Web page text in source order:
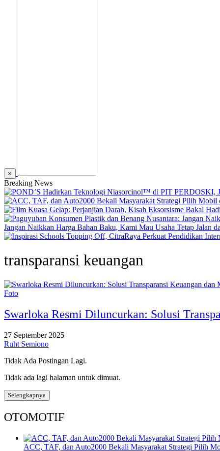
×
Breaking News
Jangan Naikkan Harga Bahan Baku, Kami Mau Usaha Tetap Jalan
transparansi keuangan
Foto
Swarloka Resmi Diluncurkan: Solusi
27 September 2025
Ruht Semiono
Tidak Ada Postingan Lagi.
Tidak ada lagi halaman untuk dimuat.
Selengkapnya
OTOMOTIF
ACC, TAF, dan Auto2000 Bekali Masyarakat Strategi Pilih